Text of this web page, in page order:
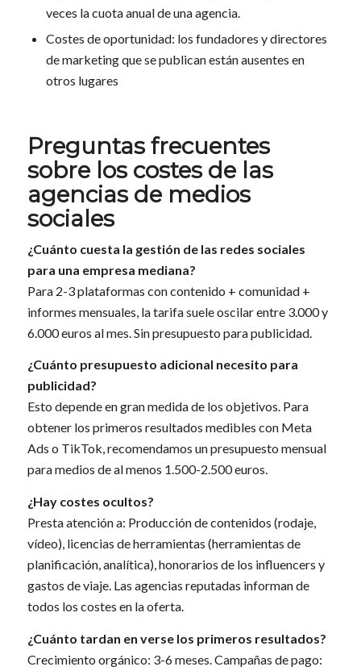
veces la cuota anual de una agencia.
Costes de oportunidad: los fundadores y directores
de marketing que se publican están ausentes en
otros lugares
Preguntas frecuentes
sobre los costes de las
agencias de medios
sociales
¿Cuánto cuesta la gestión de las redes sociales
para una empresa mediana?
Para 2-3 plataformas con contenido + comunidad +
informes mensuales, la tarifa suele oscilar entre 3.000 y
6.000 euros al mes. Sin presupuesto para publicidad.
¿Cuánto presupuesto adicional necesito para
publicidad?
Esto depende en gran medida de los objetivos. Para
obtener los primeros resultados medibles con Meta
Ads o TikTok, recomendamos un presupuesto mensual
para medios de al menos 1.500-2.500 euros.
¿Hay costes ocultos?
Presta atención a: Producción de contenidos (rodaje,
vídeo), licencias de herramientas (herramientas de
planificación, analítica), honorarios de los influencers y
gastos de viaje. Las agencias reputadas informan de
todos los costes en la oferta.
¿Cuánto tardan en verse los primeros resultados?
Crecimiento orgánico: 3-6 meses. Campañas de pago: